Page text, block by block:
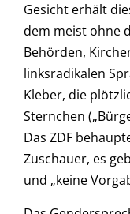
Gesicht erhält
dem meist ohne
Behörden,
linksradikalen
Kleber, die
Sternchen
Das ZDF
Zuschauer, es
und „keine